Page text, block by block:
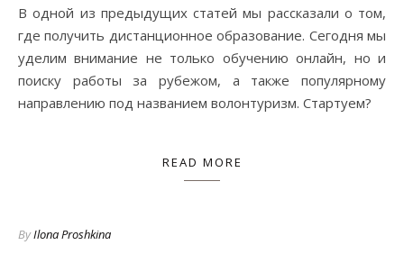
В одной из предыдущих статей мы рассказали о том,
где получить дистанционное образование. Сегодня мы
уделим внимание не только обучению онлайн, но и
поиску работы за рубежом, а также популярному
направлению под названием волонтуризм. Стартуем?
READ MORE
ByIlona Proshkina